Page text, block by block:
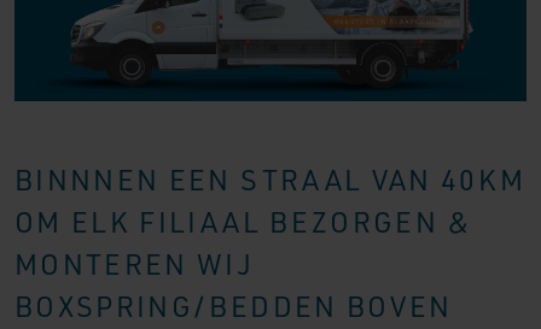
BINNNEN EEN STRAAL VAN 40KM
OM ELK FILIAAL BEZORGEN &
MONTEREN WIJ
BOXSPRING/BEDDEN BOVEN